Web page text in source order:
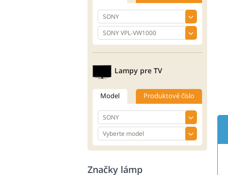
Lampy pre TV
Model Produktové číslo
Značky lámp